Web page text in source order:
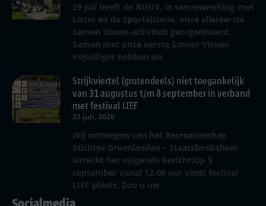
29 juli heeft de AUHV, in samenwerking met
Lister en de Sportvisunie, onze allereerste
Samen Vissen-activiteit georganiseerd.
Samen met onze eerste Samen Vissen-
vrijwilliger hebben we
Strijkviertel (grotendeels) niet toegankelijk
van 31 augustus t/m 8 september in verband
met festival LIEF
23 juli, 2026
Wij ontvingen van het Recreatieschap
Stichtse Groenlanden – Staatsbosbeheer
Utrecht het volgende bericht:Op 5
september vanaf 12.00 uur vindt festival
LIEF plaats. Zou u uw